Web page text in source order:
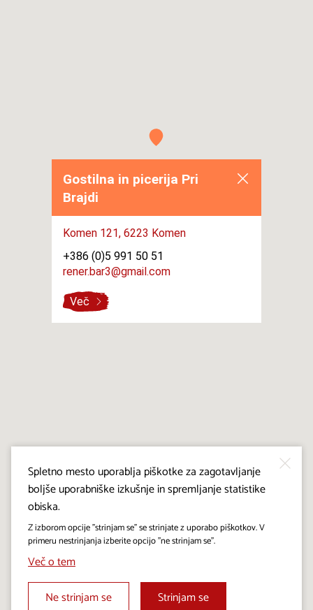
Gostilna in picerija Pri
Brajdi
Komen 121,6223 Komen
+386 (0)5 991 50 51
rener.bar3@gmail.com
Več
Spletno mesto uporablja piškotke za zagotavljanje
boljše uporabniške izkušnje in spremljanje statistike
obiska.
Z izborom opcije "strinjam se" se strinjate z uporabo piškotkov. V
primeru nestrinjanja izberite opcijo "ne strinjam se".
Več o tem
Ne strinjam se
Strinjam se